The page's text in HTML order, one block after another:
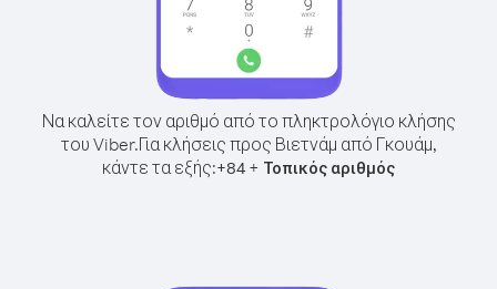
Να καλείτε τον αριθμό από το πληκτρολόγιο κλήσης
του Viber.Για κλήσεις προς Βιετνάμ από Γκουάμ,
κάντε τα εξής:+84 + Τοπικός αριθμός